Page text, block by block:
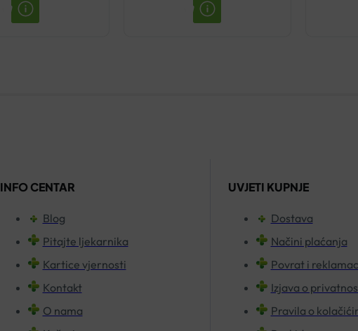
INFO CENTAR
Blog
Pitajte ljekarnika
Kartice vjernosti
Kontakt
O nama
UVJETI KUPNJE
Dostava
Načini plaćanja
Povrat i
Izjava o
Pravila o